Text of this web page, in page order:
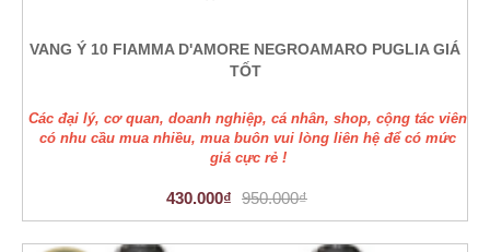
VANG Ý 10 FIAMMA D'AMORE NEGROAMARO PUGLIA GIÁ
TỐT
Các đại lý, cơ quan, doanh nghiệp, cá nhân, shop, cộng tác viên
có nhu cầu mua nhiều, mua buôn vui lòng liên hệ để có mức
giá cực rẻ !
430.000₫ 950.000₫